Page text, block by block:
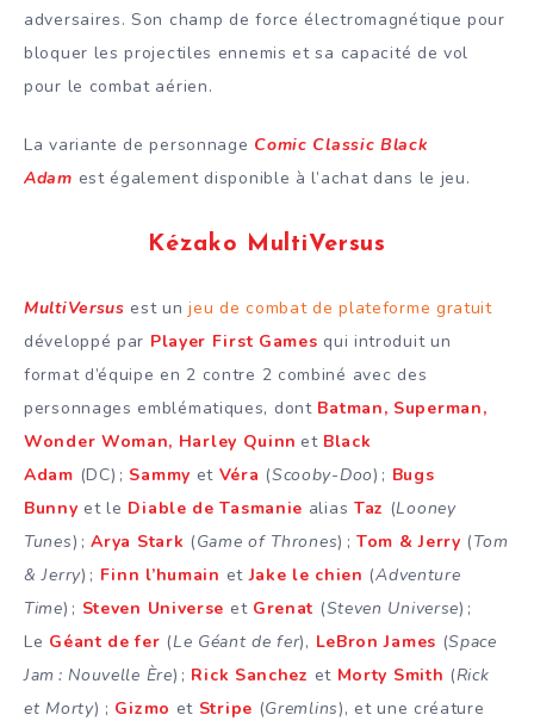
adversaires. Son champ de force électromagnétique pour
bloquer les projectiles ennemis et sa capacité de vol
pour le combat aérien.
La variante de personnage Comic Classic Black
Adam est également disponible à l’achat dans le jeu.
Kézako MultiVersus
MultiVersus est un jeu de combat de plateforme gratuit
développé par Player First Games qui introduit un
format d’équipe en 2 contre 2 combiné avec des
personnages emblématiques, dont Batman, Superman,
Wonder Woman, Harley Quinn et Black
Adam (DC) ; Sammy et Véra (Scooby-Doo) ; Bugs
Bunny et le Diable de Tasmanie alias Taz (Looney
Tunes) ;Arya Stark (Game of Thrones) ;Tom & Jerry (Tom
& Jerry) ; Finn l’humain etJake le chien (Adventure
Time) ; Steven Universe et Grenat (Steven Universe) ;
Le Géant de fer (Le Géant de fer), LeBron James (Space
Jam : Nouvelle Ère) ; Rick Sanchez et Morty Smith (Rick
et Morty) ; Gizmo et Stripe (Gremlins), et une créature